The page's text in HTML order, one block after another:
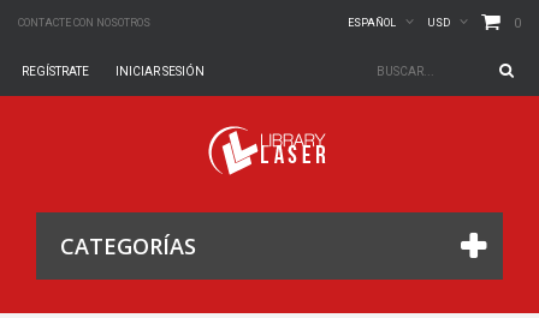
CONTACTE CON NOSOTROS 0
USD
ESPAÑOL
INICIAR SESIÓN
REGÍSTRATE
CATEGORÍAS